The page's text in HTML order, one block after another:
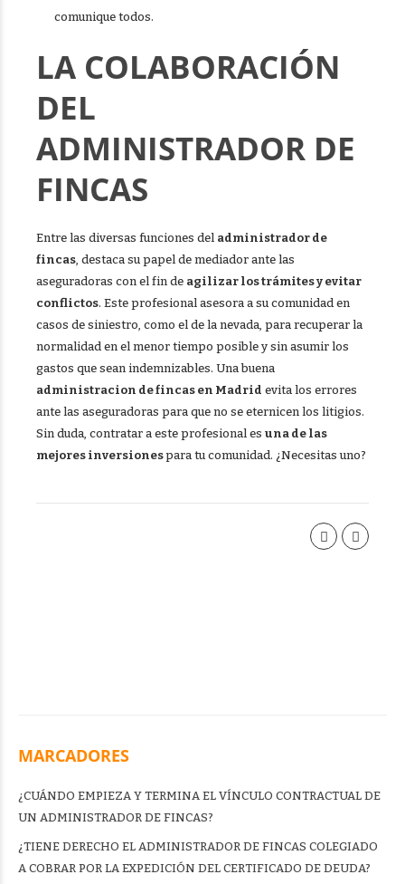
comunique todos.
LA COLABORACIÓN
DEL
ADMINISTRADOR DE
FINCAS
Entre las diversas funciones del administrador de
fincas, destaca su papel de mediador ante las
aseguradoras con el fin de agilizar los trámites y evitar
conflictos. Este profesional asesora a su comunidad en
casos de siniestro, como el de la nevada, para recuperar la
normalidad en el menor tiempo posible y sin asumir los
gastos que sean indemnizables. Una buena
administracion de fincas en Madrid evita los errores
ante las aseguradoras para que no se eternicen los litigios.
Sin duda, contratar a este profesional es una de las
mejores inversionespara tu comunidad. ¿Necesitas uno?
MARCADORES
¿CUÁNDO EMPIEZA Y TERMINA EL VÍNCULO CONTRACTUAL DE
UN ADMINISTRADOR DE FINCAS?
¿TIENE DERECHO EL ADMINISTRADOR DE FINCAS COLEGIADO
A COBRAR POR LA EXPEDICIÓN DEL CERTIFICADO DE DEUDA?